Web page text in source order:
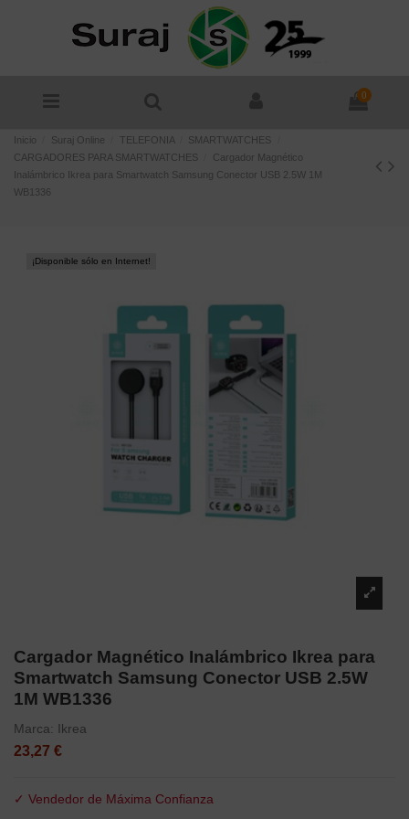
0
Inicio Suraj Online TELEFONIA
SMARTWATCHES
CARGADORES PARA SMARTWATCHES
Cargador Magnético
Inalámbrico Ikrea para Smartwatch Samsung Conector USB 2.5W 1M
WB1336
¡Disponible sólo en Internet!
Cargador Magnético Inalámbrico Ikrea para
Smartwatch Samsung Conector USB 2.5W
1M WB1336
Marca: Ikrea
23,27 €
✓ Vendedor de Máxima Confianza